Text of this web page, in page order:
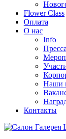
Flower Class
Оплата
О нас
Info
Наши
Контакты